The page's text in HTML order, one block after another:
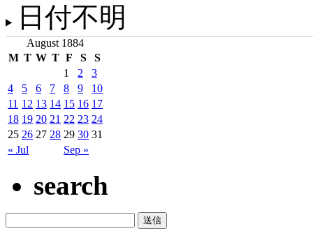
日付不明
August 1884
M T W T F S S
« Jul Sep »
1 2
3
4
5 6 7 8 9
10
11 12 13 14 15 16 17
18 19 20 21 22 23 24
25 26 27 28 29 30 31
search